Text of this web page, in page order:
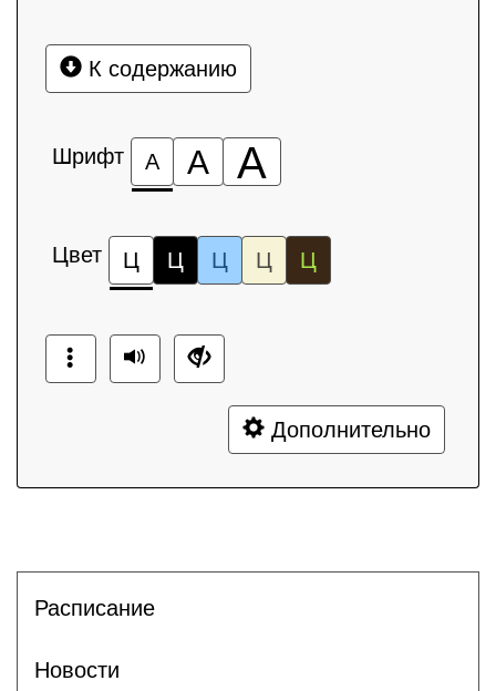
К содержанию
Шрифт А А А
Цвет Ц Ц Ц Ц Ц
Дополнительно
Расписание
Новости